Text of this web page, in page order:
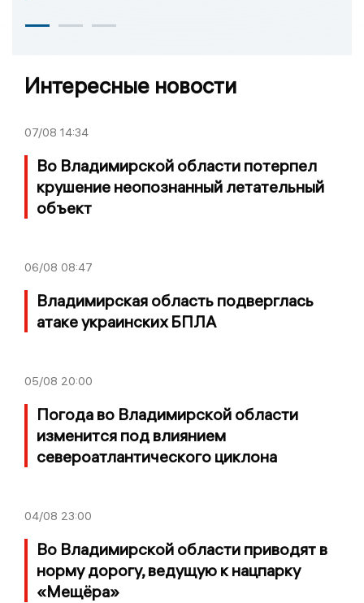
Интересные новости
07/08 14:34
Во Владимирской области потерпел
крушение неопознанный летательный
объект
06/08 08:47
Владимирская область подверглась
атаке украинских БПЛА
05/08 20:00
Погода во Владимирской области
изменится под влиянием
североатлантического циклона
04/08 23:00
Во Владимирской области приводят в
норму дорогу, ведущую к нацпарку
«Мещёра»